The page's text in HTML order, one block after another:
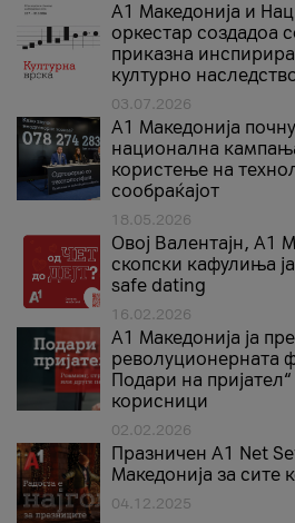
А1 Македонија и
оркестар создадоа
приказна
културно
03.07.2026
A1 Македонија
национална
користење на
сообраќајот
18.05.2026
Овој Валентајн, A1
скопски кафулиња
safe dating
16.02.2026
А1 Македонија ја
револуционерната
Подари на
корисници
02.02.2026
Празничен A1 Net
Македонија за сите
04.12.2025